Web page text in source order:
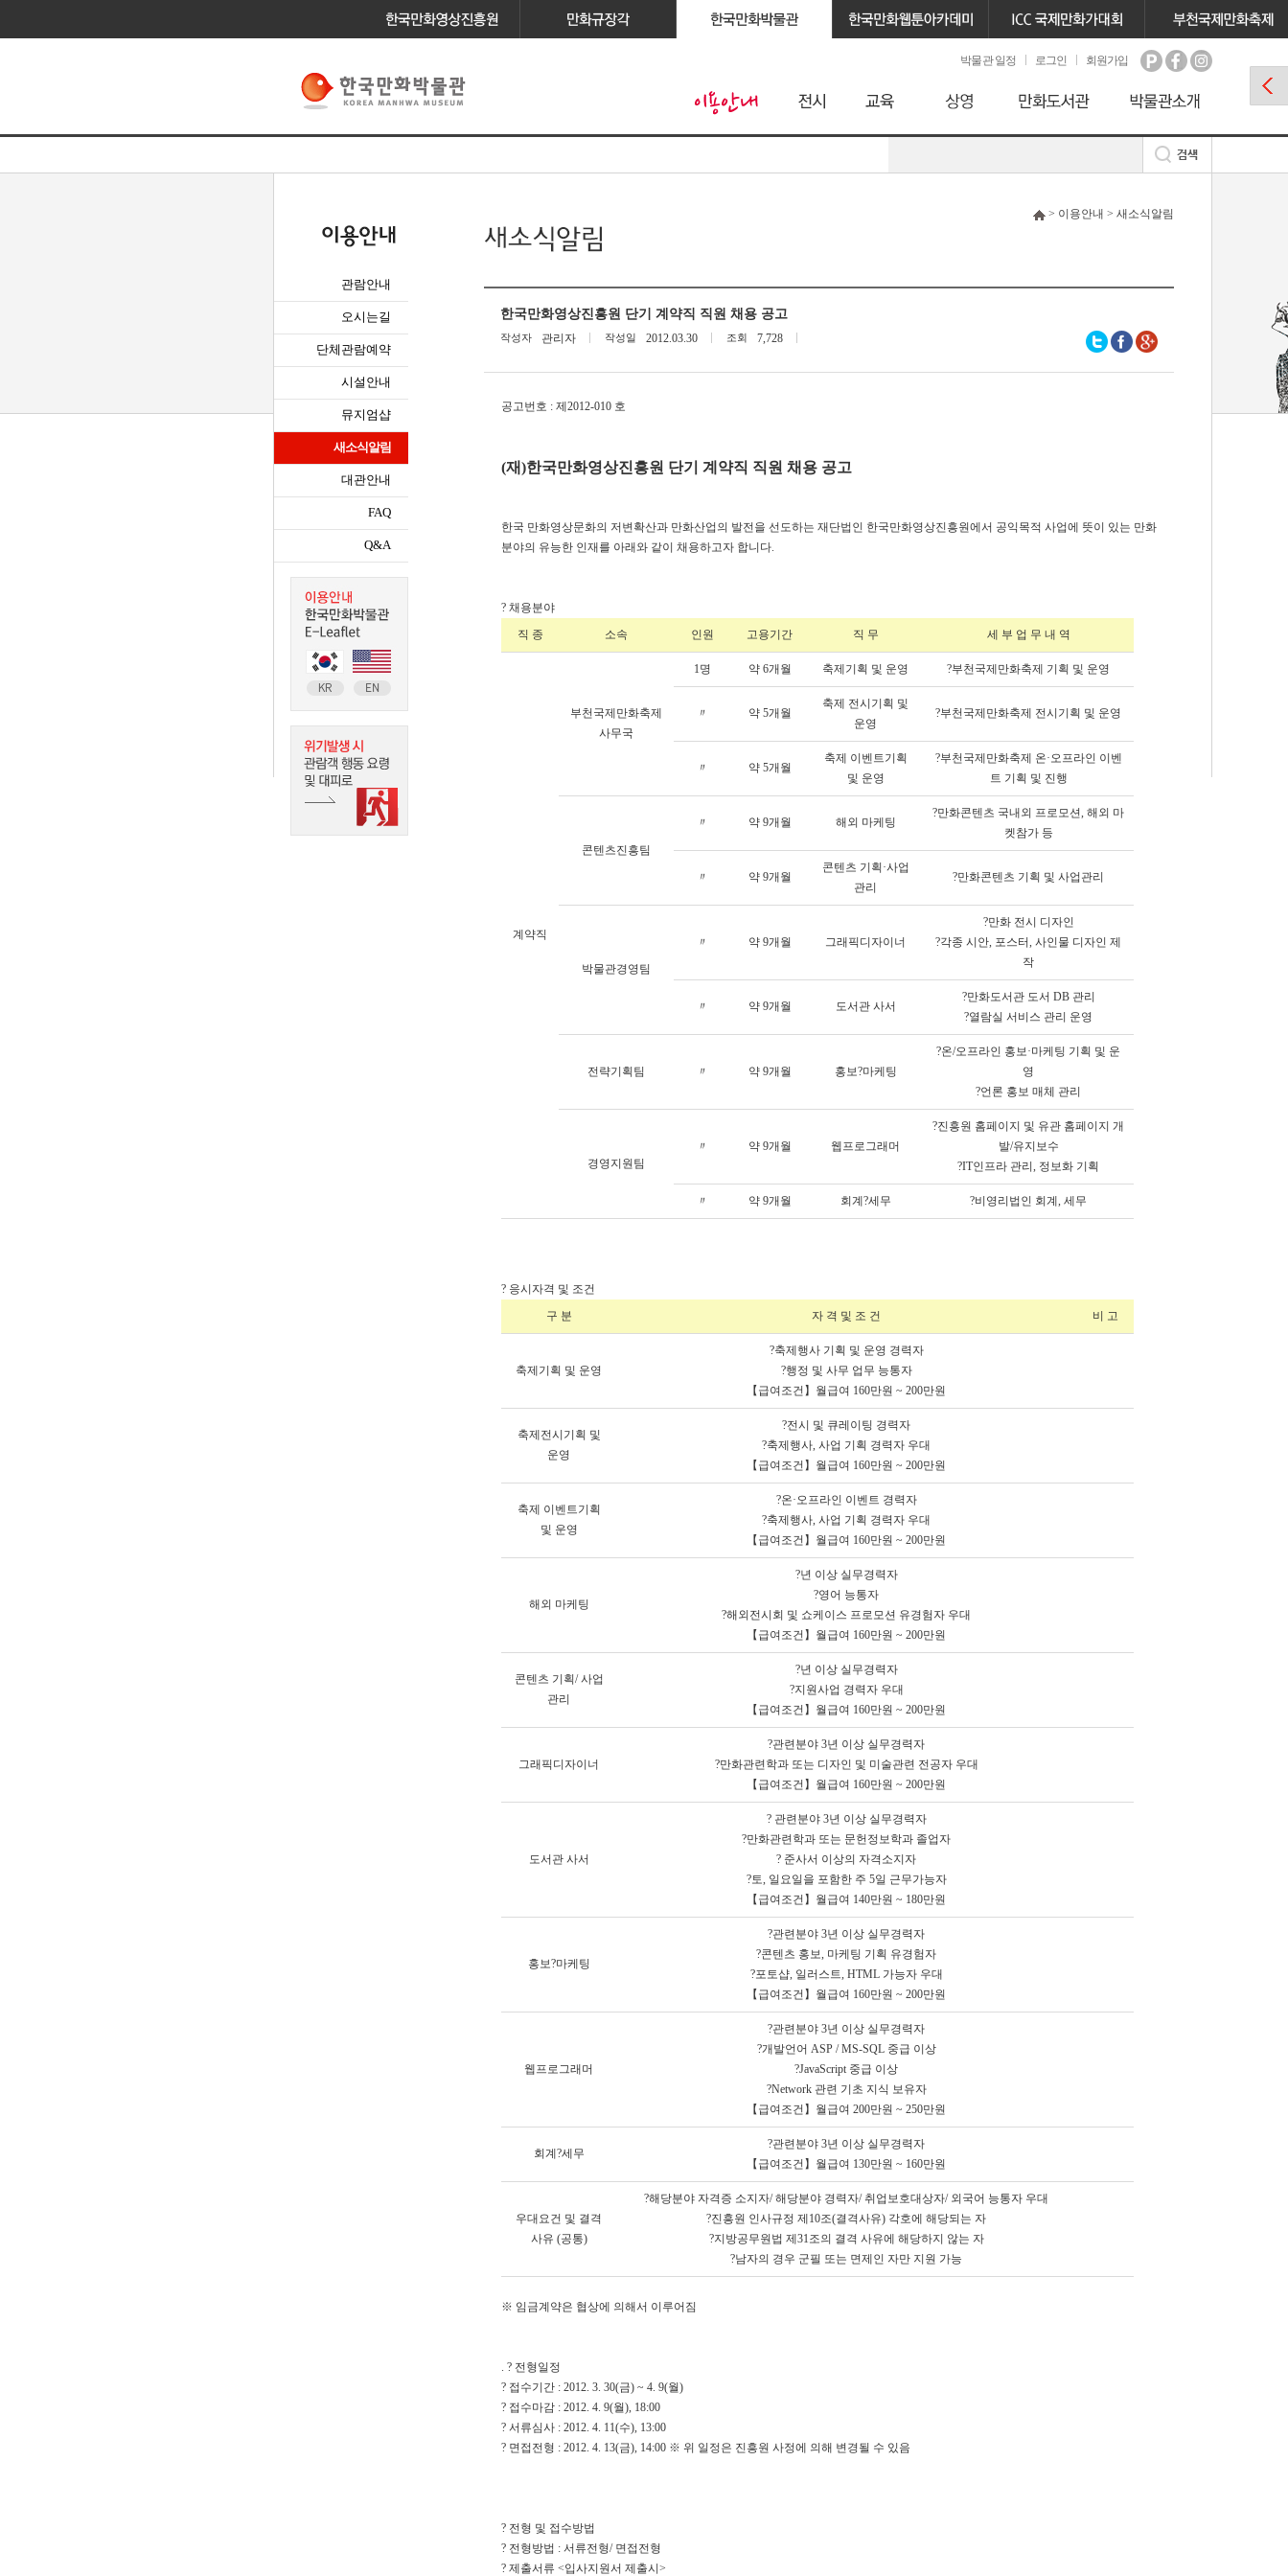
박물관 일정 로그인 회원가입
관람안내
오시는길
단체관람예약
시설안내
뮤지엄샵
새소식알림
대관안내
FAQ
Q&A
> 이용안내 > 새소식알림
한국만화영상진흥원 단기 계약직 직원 채용 공고
작성자 관리자 작성일 2012.03.30 조회 7,728
공고번호 : 제2012-010 호
(재)한국만화영상진흥원 단기 계약직 직원 채용 공고
한국 만화영상문화의 저변확산과 만화산업의 발전을 선도하는 재단법인 한국만화영상진흥원에서 공익목적 사업에 뜻이 있는 만화
분야의 유능한 인재를 아래와 같이 채용하고자 합니다.
? 채용분야
직 종
소속 인원 고용기간 직 무 세 부 업 무 내 역
계약직
부천국제만화축제
사무국
1명 약 6개월 축제기획 및 운영 ?부천국제만화축제 기획 및 운영
〃 약 5개월
축제 전시기획 및
운영
?부천국제만화축제 전시기획 및 운영
〃 약 5개월
축제 이벤트기획
및 운영
?부천국제만화축제 온·오프라인 이벤
트 기획 및 진행
콘텐츠진흥팀
〃 약 9개월 해외 마케팅
?만화콘텐츠 국내외 프로모션, 해외 마
켓참가 등
〃 약 9개월
콘텐츠 기획·사업
관리
?만화콘텐츠 기획 및 사업관리
박물관경영팀
〃 약 9개월 그래픽디자이너
?만화 전시 디자인
?각종 시안, 포스터, 사인물 디자인 제
작
〃 약 9개월 도서관 사서
?만화도서관 도서 DB 관리
?열람실 서비스 관리 운영
전략기획팀 〃 약 9개월 홍보?마케팅
?온/오프라인 홍보·마케팅 기획 및 운
영
?언론 홍보 매체 관리
경영지원팀
〃 약 9개월 웹프로그래머
?진흥원 홈페이지 및 유관 홈페이지 개
발/유지보수
?IT인프라 관리, 정보화 기획
〃 약 9개월 회계?세무 ?비영리법인 회계, 세무
? 응시자격 및 조건
구 분
자 격 및 조 건 비 고
축제기획 및 운영
?축제행사 기획 및 운영 경력자
?행정 및 사무 업무 능통자
【급여조건】월급여 160만원 ~ 200만원
축제전시기획 및
운영
?전시 및 큐레이팅 경력자
?축제행사, 사업 기획 경력자 우대
【급여조건】월급여 160만원 ~ 200만원
축제 이벤트기획
및 운영
?온·오프라인 이벤트 경력자
?축제행사, 사업 기획 경력자 우대
【급여조건】월급여 160만원 ~ 200만원
해외 마케팅
?년 이상 실무경력자
?영어 능통자
?해외전시회 및 쇼케이스 프로모션 유경험자 우대
【급여조건】월급여 160만원 ~ 200만원
콘텐츠 기획/ 사업
관리
?년 이상 실무경력자
?지원사업 경력자 우대
【급여조건】월급여 160만원 ~ 200만원
그래픽디자이너
?관련분야 3년 이상 실무경력자
?만화관련학과 또는 디자인 및 미술관련 전공자 우대
【급여조건】월급여 160만원 ~ 200만원
도서관 사서
? 관련분야 3년 이상 실무경력자
?만화관련학과 또는 문헌정보학과 졸업자
? 준사서 이상의 자격소지자
?토, 일요일을 포함한 주 5일 근무가능자
【급여조건】월급여 140만원 ~ 180만원
홍보?마케팅
?관련분야 3년 이상 실무경력자
?콘텐츠 홍보, 마케팅 기획 유경험자
?포토샵, 일러스트, HTML 가능자 우대
【급여조건】월급여 160만원 ~ 200만원
웹프로그래머
?관련분야 3년 이상 실무경력자
?개발언어 ASP / MS-SQL 중급 이상
?JavaScript 중급 이상
?Network 관련 기초 지식 보유자
【급여조건】월급여 200만원 ~ 250만원
회계?세무
?관련분야 3년 이상 실무경력자
【급여조건】월급여 130만원 ~ 160만원
우대요건 및 결격
사유 (공통)
?해당분야 자격증 소지자/ 해당분야 경력자/ 취업보호대상자/ 외국어 능통자 우대
?진흥원 인사규정 제10조(결격사유) 각호에 해당되는 자
?지방공무원법 제31조의 결격 사유에 해당하지 않는 자
?남자의 경우 군필 또는 면제인 자만 지원 가능
※ 임금계약은 협상에 의해서 이루어짐
. ? 전형일정
? 접수기간 : 2012. 3. 30(금) ~ 4. 9(월)
? 접수마감 : 2012. 4. 9(월), 18:00
? 서류심사 : 2012. 4. 11(수), 13:00
? 면접전형 : 2012. 4. 13(금), 14:00 ※ 위 일정은 진흥원 사정에 의해 변경될 수 있음
? 전형 및 접수방법
? 전형방법 : 서류전형/ 면접전형
? 제출서류 <입사지원서 제출시>